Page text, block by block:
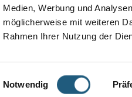
Medien, Werbung und
möglicherweise mit weiteren
Rahmen Ihrer Nutzung der
Einwilligungsauswahl
Notwendig